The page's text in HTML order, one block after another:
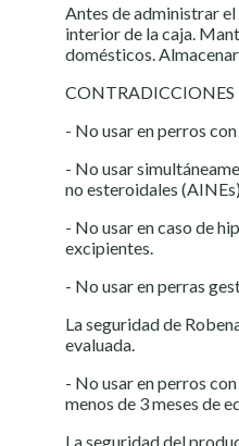
Antes de administrar
interior de la caja.
domésticos.
CONTRADICCIONES
- No usar en perros
- No usar
no esteroidales
- No usar en caso de
excipientes.
- No usar en perras
La seguridad de
evaluada.
- No usar en perros
menos de 3 meses de
La seguridad del